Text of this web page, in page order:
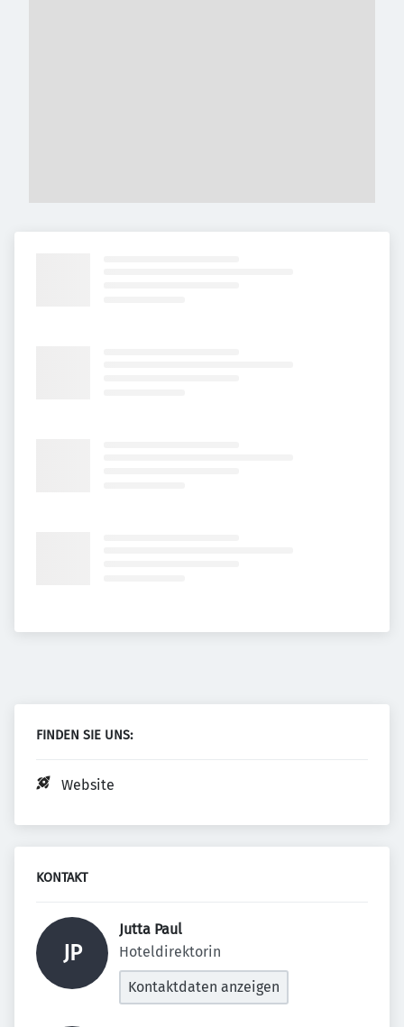
FINDEN SIE UNS:
Website
KONTAKT
JP
Jutta Paul
Hoteldirektorin
Kontaktdaten anzeigen